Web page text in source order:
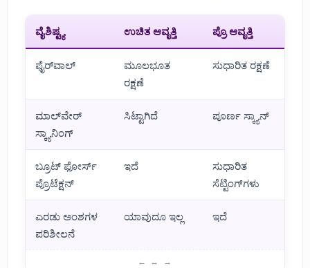
ವೈಶಿಷ್ಟ್ಯ ಉಚಿತ ಆವೃತ್ತಿ ಪ್ರೊ ಆವೃತ್ತಿ
ಫೈರ್‌ವಾಲ್
ಮೂಲಭೂತ
ರಕ್ಷಣೆ
ಸುಧಾರಿತ ರಕ್ಷಣೆ
ಮಾಲ್‌ವೇರ್
ಸ್ಕ್ಯಾನಿಂಗ್
ಸಿಟ್ಟಾಗಿದೆ ಪೂರ್ಣ ಸ್ಕ್ಯಾನ್
ಬ್ರೂಟ್ ಫೋರ್ಸ್
ಪ್ರೊಟೆಕ್ಷನ್
ಇದೆ
ಸುಧಾರಿತ
ಸೆಟ್ಟಿಂಗ್‌ಗಳು
ಎರಡು ಅಂಶಗಳ
ಪರಿಶೀಲನೆ
ಯಾವುದೂ ಇಲ್ಲ ಇದೆ